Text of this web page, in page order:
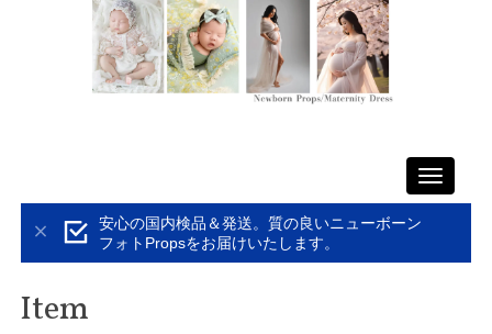
Toggle
安心の国内検品＆発送。質の良いニューボーン
フォトPropsをお届けいたします。
Item